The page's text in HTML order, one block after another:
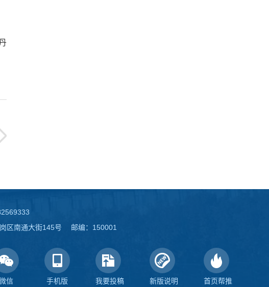
区南通大街145号 邮编：150001
信 手机版 我要投稿 新版说明 首页帮推